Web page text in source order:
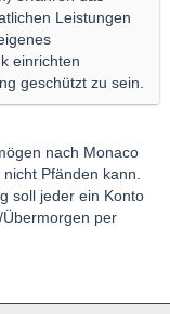
Leistungen
einrichten
geschützt zu sein.
nach Monaco
Pfänden kann.
soll jeder ein Konto
per